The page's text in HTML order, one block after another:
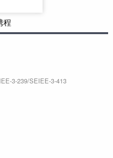
程
3-239/SEIEE-3-413